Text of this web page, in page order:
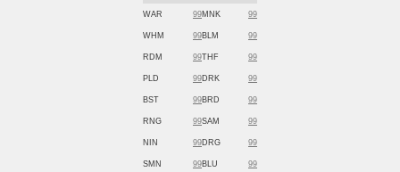
WAR 99MNK 99
WHM 99BLM 99
RDM 99THF 99
PLD 99DRK 99
BST 99BRD 99
RNG 99SAM 99
NIN 99DRG 99
SMN 99BLU 99